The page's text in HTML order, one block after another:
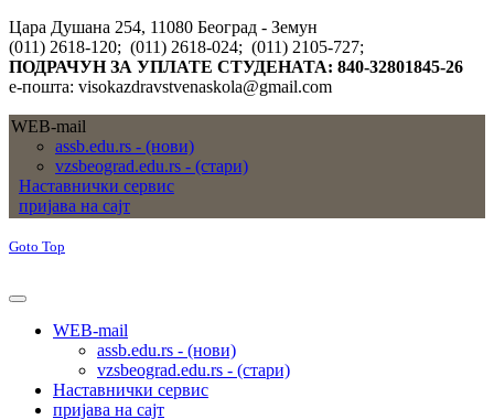
Цара Душана 254, 11080 Београд - Земун
(011) 2618-120; (011) 2618-024; (011) 2105-727;
ПОДРАЧУН ЗА УПЛАТЕ СТУДЕНАТА: 840-32801845-26
е-пошта: visokazdravstvenaskola@gmail.com
WEB-mail
assb.edu.rs - (нови)
vzsbeograd.edu.rs - (стари)
Наставнички сервис
пријава на сајт
Goto Top
WEB-mail
assb.edu.rs - (нови)
vzsbeograd.edu.rs - (стари)
Наставнички сервис
пријава на сајт